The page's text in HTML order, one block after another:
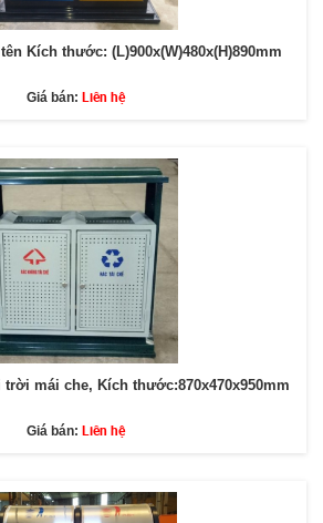
Kích thước: (L)900x(W)480x(H)890mm
Giá bán: Liên hệ
mái che, Kích thước:870x470x950mm
Giá bán: Liên hệ